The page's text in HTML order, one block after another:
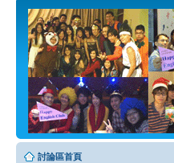
討論區首頁